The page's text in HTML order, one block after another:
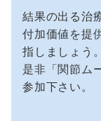
結果の出る治
付加価値を提
指しましょう。
是非「関節ム
参加下さい。